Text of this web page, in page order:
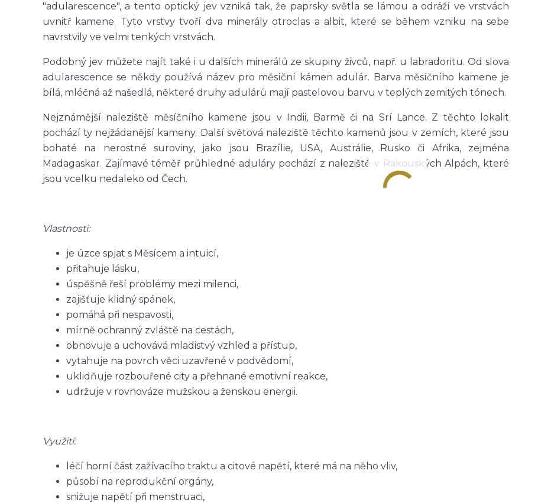
"adularescence", a tento optický jev vzniká tak, že paprsky světla se lámou a odráží ve vrstvách
uvnitř kamene. Tyto vrstvy tvoří dva minerály otroclas a albit, které se během vzniku na sebe
navrstvily ve velmi tenkých vrstvách.
Podobný jev můžete najít také i u dalších minerálů ze skupiny živců, např. u labradoritu. Od slova
adularescence se někdy používá název pro měsíční kámen adulár. Barva měsíčního kamene je
bílá, mléčná až našedlá, některé druhy adulárů mají pastelovou barvu v teplých zemitých tónech.
Nejznámější naleziště měsíčního kamene jsou v Indii, Barmě či na Srí Lance. Z těchto lokalit
pochází ty nejžádanější kameny. Další světová naleziště těchto kamenů jsou v zemích, které jsou
bohaté na nerostné suroviny, jako jsou Brazílie, USA, Austrálie, Rusko či Afrika, zejména
Madagaskar. Zajímavé téměř průhledné aduláry pochází z naleziště v Rakouských Alpách, které
jsou vcelku nedaleko od Čech.
Vlastnosti:
je úzce spjat s Měsícem a intuicí,
přitahuje lásku,
úspěšně řeší problémy mezi milenci,
zajišťuje klidný spánek,
pomáhá při nespavosti,
mírně ochranný zvláště na cestách,
obnovuje a uchovává mladistvý vzhled a přístup,
vytahuje na povrch věci uzavřené v podvědomí,
uklidňuje rozbouřené city a přehnané emotivní reakce,
udržuje v rovnováze mužskou a ženskou energii.
Využití:
léčí horní část zažívacího traktu a citové napětí, které má na něho vliv,
působí na reprodukční orgány,
snižuje napětí při menstruaci,